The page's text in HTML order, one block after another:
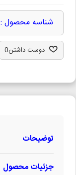
شناسه محصول :
دوست داشتن0
توضیحات
جزئیات محصول